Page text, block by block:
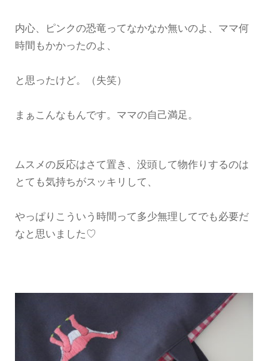
内心、ピンクの恐竜ってなかなか無いのよ、ママ何
時間もかかったのよ、
と思ったけど。（失笑）
まぁこんなもんです。ママの自己満足。
ムスメの反応はさて置き、没頭して物作りするのは
とても気持ちがスッキリして、
やっぱりこういう時間って多少無理してでも必要だ
なと思いました♡